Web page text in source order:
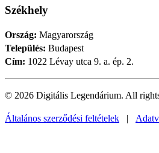
Székhely
Ország: Magyarország
Település: Budapest
Cím: 1022 Lévay utca 9. a. ép. 2.
© 2026 Digitális Legendárium. All
Általános szerződési feltételek |